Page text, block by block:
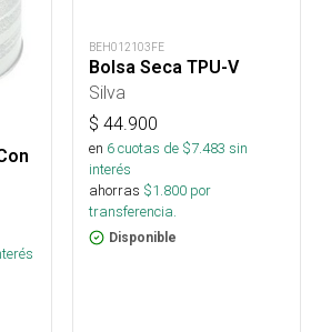
BEH012103FE
Bolsa Seca TPU-V
Silva
$ 44.900
en 6cuotas de $7.483 sin
interés
ahorras $1.800 por
transferencia.
Disponible